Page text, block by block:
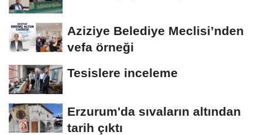
Aziziye Belediye Meclisi’nden
vefa örneği
Tesislere inceleme
Erzurum'da sıvaların altından
tarih çıktı